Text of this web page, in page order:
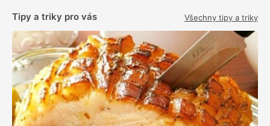
Tipy a triky pro vás Všechny tipy a triky